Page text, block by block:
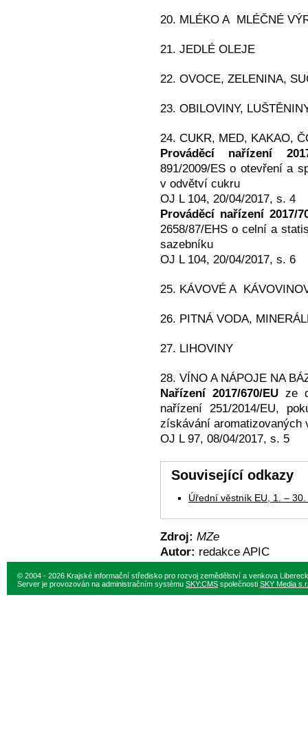
20. MLÉKO A MLÉČNÉ
21. JEDLÉ OLEJE
22. OVOCE, ZELENINA,
23. OBILOVINY,
24. CUKR, MED, KAKAO,
Prováděcí nařízení
891/2009/ES o otevření a
v odvětví cukru
OJ L 104, 20/04/2017, s. 4
Prováděcí nařízení 2017/
2658/87/EHS o celní a
sazebníku
OJ L 104, 20/04/2017, s. 6
25. KÁVOVÉ A
26. PITNÁ VODA,
27. LIHOVINY
28. VÍNO A NÁPOJE NA
Nařízení 2017/670/EU ze
nařízení 251/2014/EU,
získávání aromatizovaných
OJ L 97, 08/04/2017, s. 5
Související odkazy
Úřední věstník EU, 1. –
Zdroj: MZe
Autor: redakce APIC
© 2004 - 2026 Krajské informační středisko pro rozvoj zemědělství a venkova
Server je provozován na administračním systému SKY:CMS společnosti SKY Media